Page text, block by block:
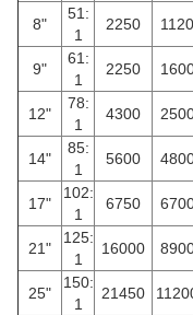
8"
51:
1
2250
9"
61:
1
2250
12"
78:
1
4300
14"
85:
1
5600
17"
102:
1
6750
21"
125:
1
16000
25"
150:
1
21450